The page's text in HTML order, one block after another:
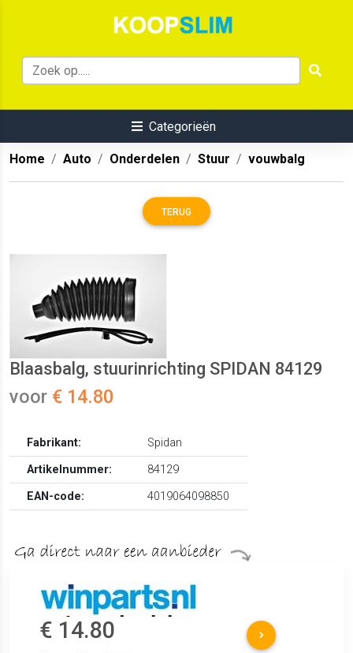
Categorieën
Home Auto Onderdelen Stuur vouwbalg
TERUG
Blaasbalg, stuurinrichting SPIDAN 84129
voor € 14.80
Fabrikant:
Spidan
Artikelnummer:
84129
EAN-code:
4019064098850
€ 14.80